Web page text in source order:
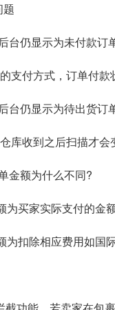
题
台仍显示为未付款订
支付方式，订单付款
台仍显示为待出货订
库收到之后扫描才会
金额为什么不同?
为买家实际支付的金
为扣除相应费用如国